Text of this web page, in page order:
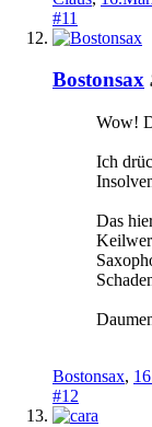
#11
Bostonsax
Wow!
Ich
Das
Bostonsax,
#12